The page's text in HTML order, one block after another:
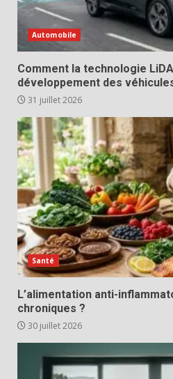
Automobile
Comment la technologie
développement des
31 juillet 2026
Santé
L’alimentation anti-
chroniques ?
30 juillet 2026